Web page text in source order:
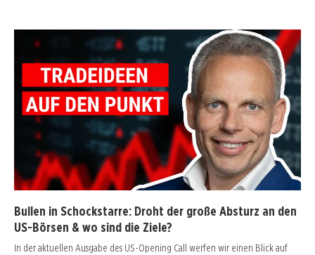
Bullen in Schockstarre: Droht der große Absturz an den
US-Börsen & wo sind die Ziele?
In der aktuellen Ausgabe des US-Opening Call werfen wir einen Blick auf